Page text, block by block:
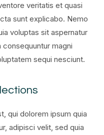
veritatis et quasi
sunt explicabo. Nemo
voluptas sit aspernatur
magni
sequi nesciunt.
qui dolorem ipsum quia
adipisci velit, sed quia